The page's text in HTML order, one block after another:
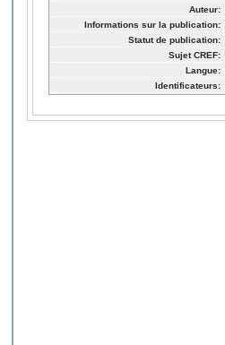
Auteur:
Informations sur la publication:
Statut de publication:
Sujet CREF:
Langue:
Identificateurs: